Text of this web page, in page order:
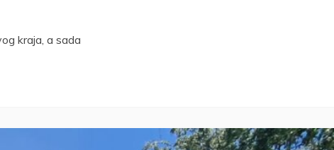
kraja, a sada